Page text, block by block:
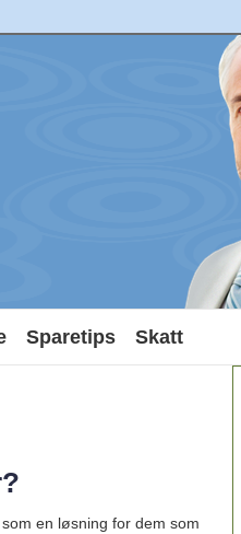
Sparetips Skatt
en løsning for dem som